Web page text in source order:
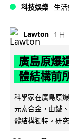
科技娛樂 生
Lawton 1 日
廣島原爆
體結構前
科學家在廣島原
元素合金，由鐵
體結構獨特。研